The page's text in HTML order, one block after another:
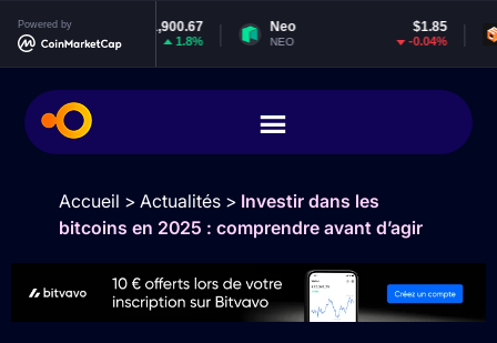
Powered by$1,900.67
1.8%
Neo
NEO
EOS
EOS
Accueil > Actualités> Investir dans les
bitcoins en 2025 : comprendre avant d’agir